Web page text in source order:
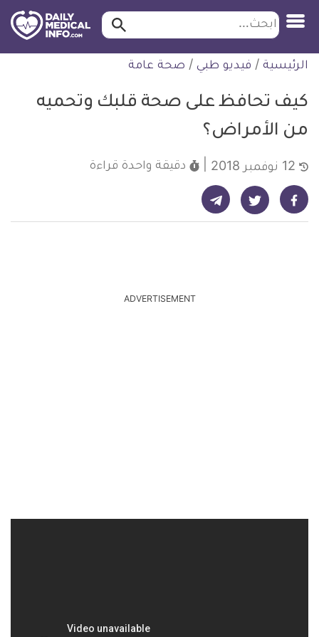
التخطي
للمحتوى
ابحث ابحث…
الرئيسية / فيديو طبي / صحة عامة
كيف تحافظ على صحة قلبك وتحميه
من الأمراض؟
دقيقة واحدة قراءة
شارك على فيسبوك - ديلي ميديكال انفو شارك على تويتر - ديلي ميديكال انفو شارك على تيليجرام - ديلي ميديكال انفو
ADVERTISEMENT